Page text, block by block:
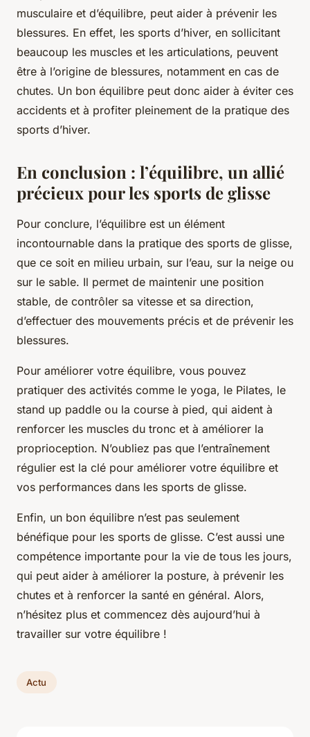
musculaire et d’équilibre, peut aider à prévenir les
blessures. En effet, les sports d’hiver, en sollicitant
beaucoup les muscles et les articulations, peuvent
être à l’origine de blessures, notamment en cas de
chutes. Un bon équilibre peut donc aider à éviter ces
accidents et à profiter pleinement de la pratique des
sports d’hiver.
En conclusion : l’équilibre, un allié
précieux pour les sports de glisse
Pour conclure, l’équilibre est un élément
incontournable dans la pratique des sports de glisse,
que ce soit en milieu urbain, sur l’eau, sur la neige ou
sur le sable. Il permet de maintenir une position
stable, de contrôler sa vitesse et sa direction,
d’effectuer des mouvements précis et de prévenir les
blessures.
Pour améliorer votre équilibre, vous pouvez
pratiquer des activités comme le yoga, le Pilates, le
stand up paddle ou la course à pied, qui aident à
renforcer les muscles du tronc et à améliorer la
proprioception. N’oubliez pas que l’entraînement
régulier est la clé pour améliorer votre équilibre et
vos performances dans les sports de glisse.
Enfin, un bon équilibre n’est pas seulement
bénéfique pour les sports de glisse. C’est aussi une
compétence importante pour la vie de tous les jours,
qui peut aider à améliorer la posture, à prévenir les
chutes et à renforcer la santé en général. Alors,
n’hésitez plus et commencez dès aujourd’hui à
travailler sur votre équilibre !
Actu